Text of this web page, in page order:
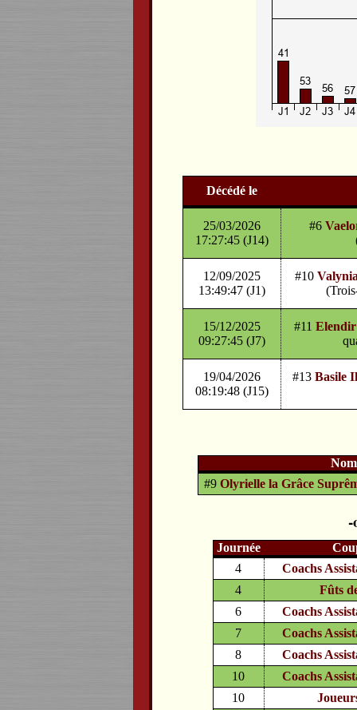
Décédé le
25/03/2026
17:27:45 (J14)
#6
12/09/2025
13:49:47 (J1)
#10
15/12/2025
09:27:45 (J7)
#11
19/04/2026
08:19:48 (J15)
#13 Basile
Nom
#9Olyrielle la Grâce
Journée
4
Coachs
4
Fûts
6
Coachs
7
Coachs
8
Coachs
10
Coachs
10